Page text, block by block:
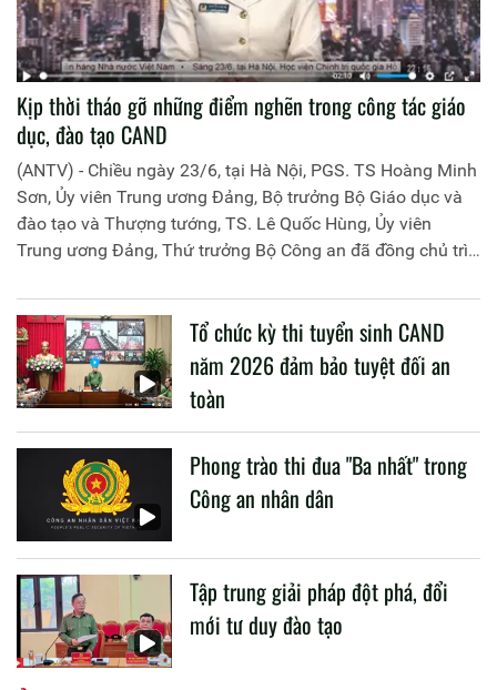
Kịp thời tháo gỡ những điểm nghẽn trong công tác giáo
dục, đào tạo CAND
(ANTV) - Chiều ngày 23/6, tại Hà Nội, PGS. TS Hoàng Minh
Sơn, Ủy viên Trung ương Đảng, Bộ trưởng Bộ Giáo dục và
đào tạo và Thượng tướng, TS. Lê Quốc Hùng, Ủy viên
Trung ương Đảng, Thứ trưởng Bộ Công an đã đồng chủ trì
liên quan đến công tác giáo dục và đào tạo của lực lượng
CAND.
Tổ chức kỳ thi tuyển sinh CAND
năm 2026 đảm bảo tuyệt đối an
toàn
Phong trào thi đua "Ba nhất" trong
Công an nhân dân
Tập trung giải pháp đột phá, đổi
mới tư duy đào tạo